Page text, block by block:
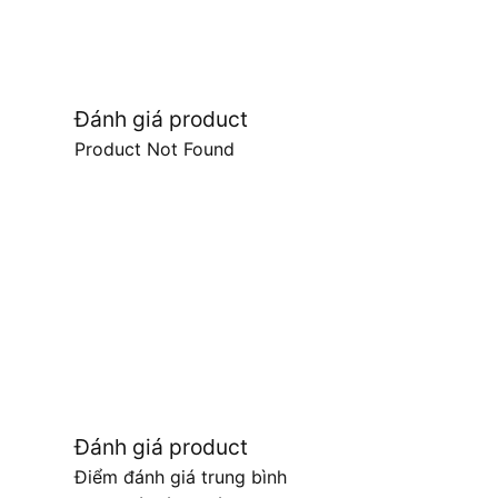
Đánh giá product
Product Not Found
Đánh giá product
Điểm đánh giá trung bình